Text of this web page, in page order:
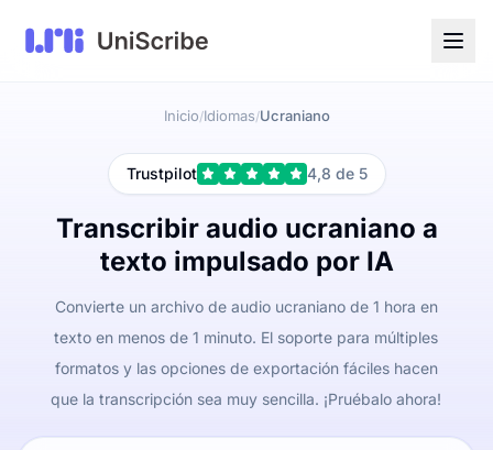
Inicio/Idiomas/Ucraniano
Trustpilot 4,8 de 5
Transcribir audio ucraniano a
texto impulsado por IA
Convierte un archivo de audio ucraniano de 1 hora en
texto en menos de 1 minuto. El soporte para múltiples
formatos y las opciones de exportación fáciles hacen
que la transcripción sea muy sencilla. ¡Pruébalo ahora!